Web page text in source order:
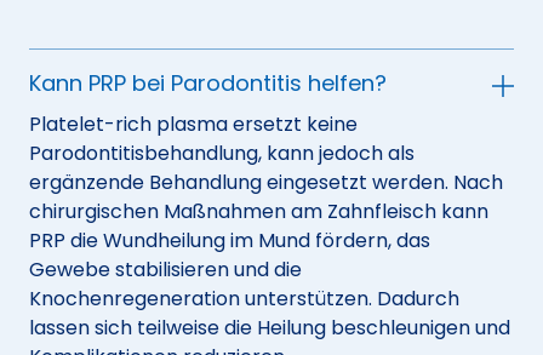
Kann PRP bei Parodontitis helfen?
Platelet-rich plasma ersetzt keine
Parodontitisbehandlung, kann jedoch als
ergänzende Behandlung eingesetzt werden. Nach
chirurgischen Maßnahmen am Zahnfleisch kann
PRP die Wundheilung im Mund fördern, das
Gewebe stabilisieren und die
Knochenregeneration unterstützen. Dadurch
lassen sich teilweise die Heilung beschleunigen und